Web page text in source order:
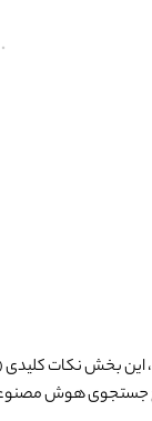
این بخش نکات کلیدی
جستجوی هوش